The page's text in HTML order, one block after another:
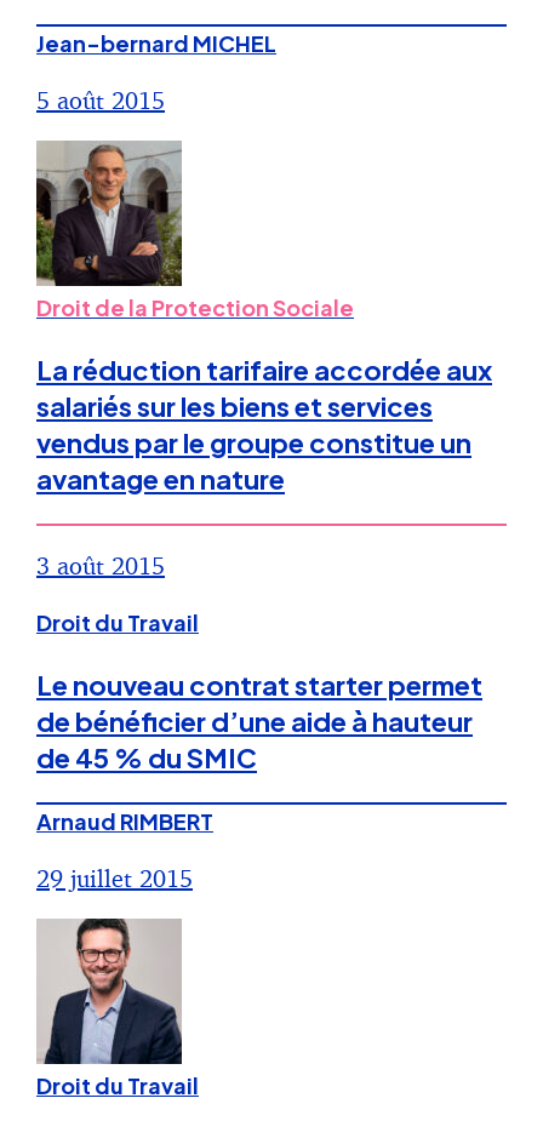
Jean-bernard MICHEL
5 août 2015
Droit de la Protection Sociale
La réduction tarifaire accordée aux
salariés sur les biens et services
vendus par le groupe constitue un
avantage en nature
3 août 2015
Droit du Travail
Le nouveau contrat starter permet
de bénéficier d’une aide à hauteur
de 45 % du SMIC
Arnaud RIMBERT
29 juillet 2015
Droit du Travail